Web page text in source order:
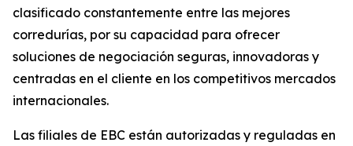
clasificado constantemente entre las mejores
corredurías, por su capacidad para ofrecer
soluciones de negociación seguras, innovadoras y
centradas en el cliente en los competitivos mercados
internacionales.
Las filiales de EBC están autorizadas y reguladas en